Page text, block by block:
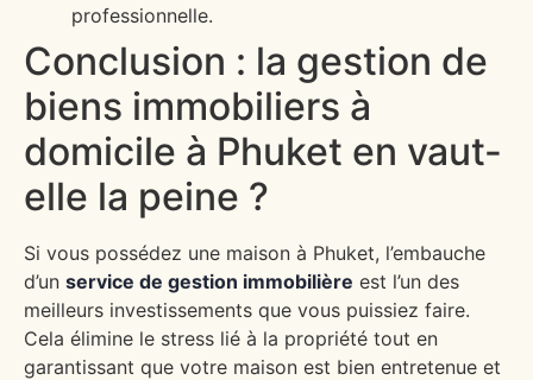
professionnelle.
Conclusion : la gestion de
biens immobiliers à
domicile à Phuket en vaut-
elle la peine ?
Si vous possédez une maison à Phuket, l’embauche
d’un service de gestion immobilière est l’un des
meilleurs investissements que vous puissiez faire.
Cela élimine le stress lié à la propriété tout en
garantissant que votre maison est bien entretenue et